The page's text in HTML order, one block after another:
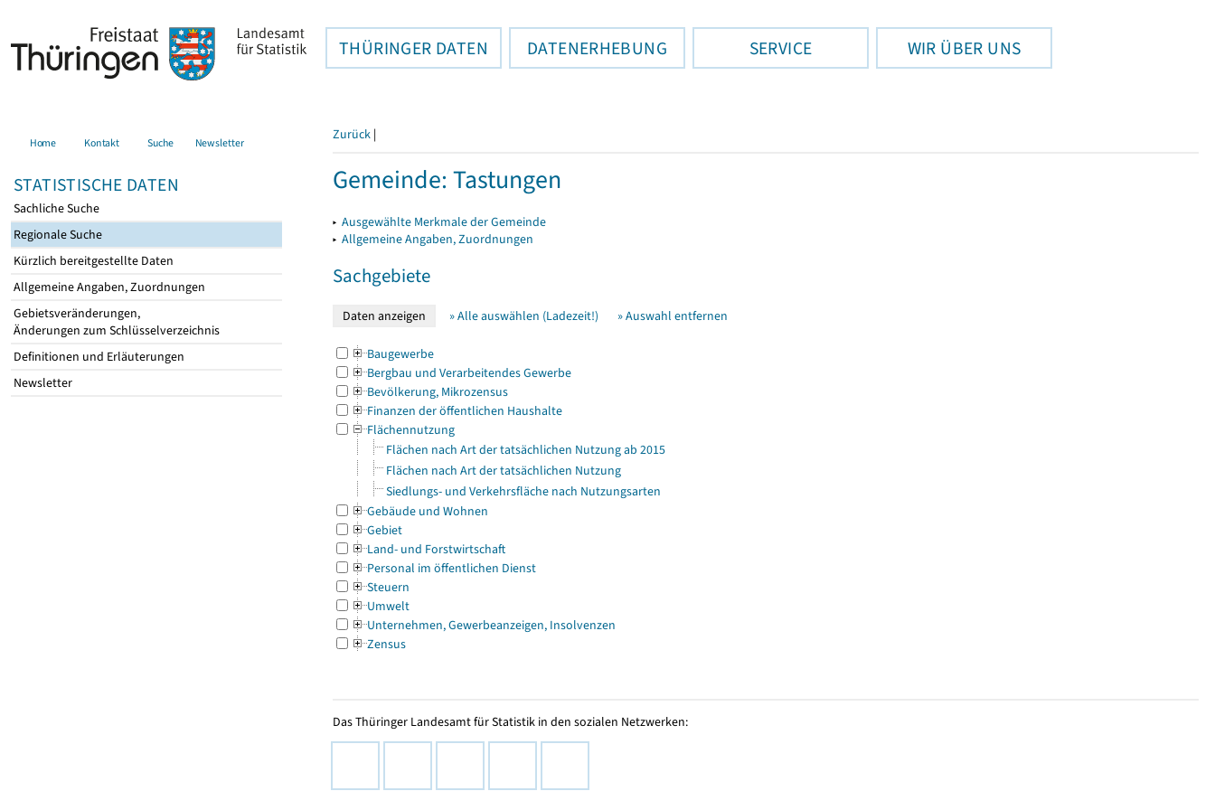
THÜRINGER DATEN DATENERHEBUNG SERVICE WIR ÜBER UNS
Home Kontakt Suche Newsletter
STATISTISCHE DATEN
Sachliche Suche
Regionale Suche
Kürzlich bereitgestellte Daten
Allgemeine Angaben, Zuordnungen
Gebietsveränderungen,
Änderungen zum Schlüsselverzeichnis
Definitionen und Erläuterungen
Newsletter
Zurück |
Gemeinde: Tastungen
▸ Ausgewählte Merkmale der Gemeinde
▸ Allgemeine Angaben, Zuordnungen
Sachgebiete
» Alle auswählen (Ladezeit!) » Auswahl entfernen
Baugewerbe
Bergbau und Verarbeitendes Gewerbe
Bevölkerung, Mikrozensus
Finanzen der öffentlichen Haushalte
Flächennutzung
Flächen nach Art der tatsächlichen Nutzung ab 2015
Flächen nach Art der tatsächlichen Nutzung
Siedlungs- und Verkehrsfläche nach Nutzungsarten
Gebäude und Wohnen
Gebiet
Land- und Forstwirtschaft
Personal im öffentlichen Dienst
Steuern
Umwelt
Unternehmen, Gewerbeanzeigen, Insolvenzen
Zensus
Das Thüringer Landesamt für Statistik in den sozialen Netzwerken: